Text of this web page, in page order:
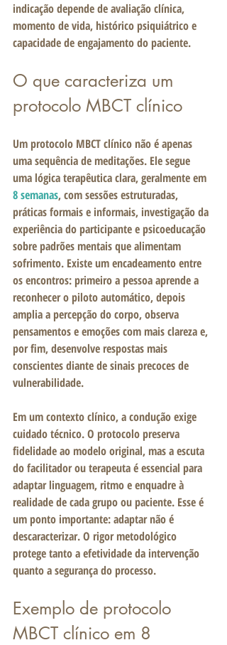
indicação depende de avaliação clínica,
momento de vida, histórico psiquiátrico e
capacidade de engajamento do paciente.
O que caracteriza um
protocolo MBCT clínico
Um protocolo MBCT clínico não é apenas
uma sequência de meditações. Ele segue
uma lógica terapêutica clara, geralmente em
8 semanas, com sessões estruturadas,
práticas formais e informais, investigação da
experiência do participante e psicoeducação
sobre padrões mentais que alimentam
sofrimento. Existe um encadeamento entre
os encontros: primeiro a pessoa aprende a
reconhecer o piloto automático, depois
amplia a percepção do corpo, observa
pensamentos e emoções com mais clareza e,
por fim, desenvolve respostas mais
conscientes diante de sinais precoces de
vulnerabilidade.
Em um contexto clínico, a condução exige
cuidado técnico. O protocolo preserva
fidelidade ao modelo original, mas a escuta
do facilitador ou terapeuta é essencial para
adaptar linguagem, ritmo e enquadre à
realidade de cada grupo ou paciente. Esse é
um ponto importante: adaptar não é
descaracterizar. O rigor metodológico
protege tanto a efetividade da intervenção
quanto a segurança do processo.
Exemplo de protocolo
MBCT clínico em 8